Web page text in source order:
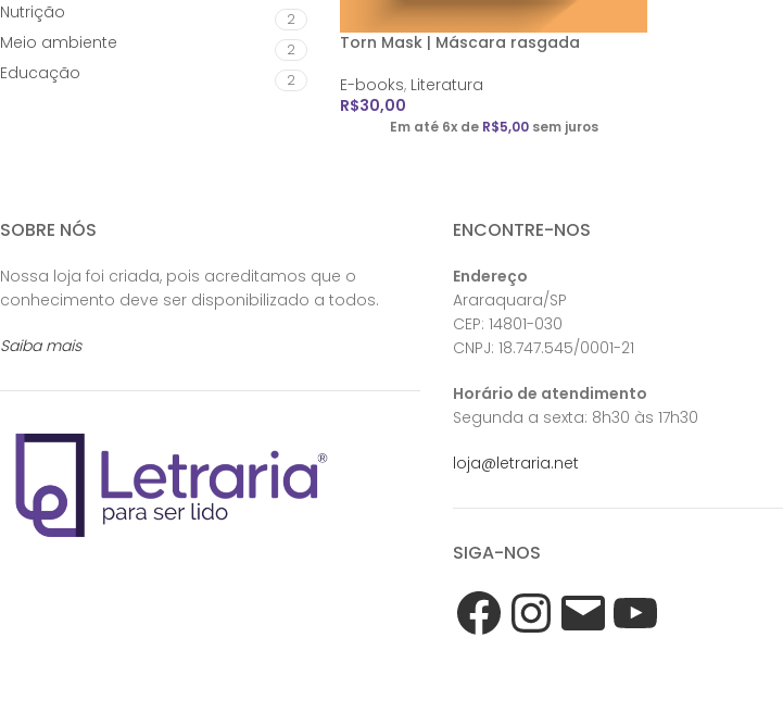
Nutrição 2
Meio ambiente 2
Educação 2
Torn Mask | Máscara rasgada
E-books, Literatura
R$30,00
Em até 6x de R$5,00 sem juros
SOBRE NÓS
Nossa loja foi criada, pois acreditamos que o
conhecimento deve ser disponibilizado a todos.
Saiba mais
ENCONTRE-NOS
Endereço
Araraquara/SP
CEP: 14801-030
CNPJ: 18.747.545/0001-21
Horário de atendimento
Segunda a sexta: 8h30 às 17h30
loja@letraria.net
SIGA-NOS